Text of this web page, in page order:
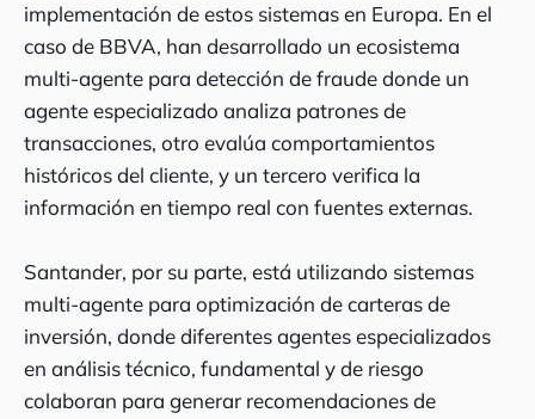
implementación de estos sistemas en Europa. En el
caso de BBVA, han desarrollado un ecosistema
multi-agente para detección de fraude donde un
agente especializado analiza patrones de
transacciones, otro evalúa comportamientos
históricos del cliente, y un tercero verifica la
información en tiempo real con fuentes externas.
Santander, por su parte, está utilizando sistemas
multi-agente para optimización de carteras de
inversión, donde diferentes agentes especializados
en análisis técnico, fundamental y de riesgo
colaboran para generar recomendaciones de